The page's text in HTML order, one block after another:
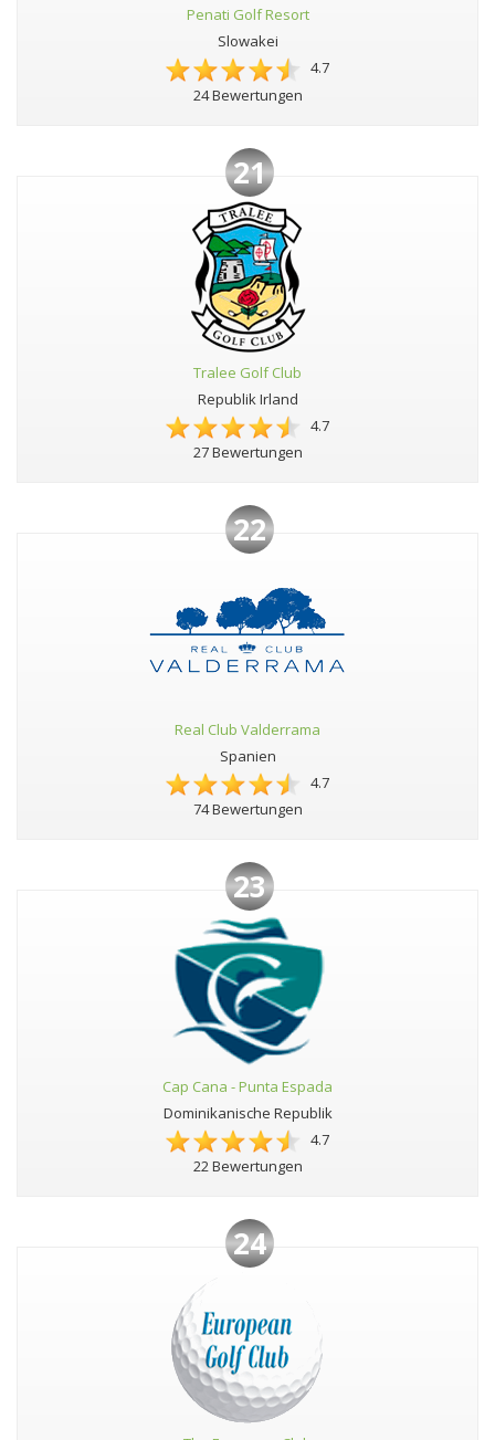
Penati Golf Resort
Slowakei
4.7
24 Bewertungen
21
Tralee Golf Club
Republik Irland
4.7
27 Bewertungen
22
Real Club Valderrama
Spanien
4.7
74 Bewertungen
23
Cap Cana - Punta Espada
Dominikanische Republik
4.7
22 Bewertungen
24